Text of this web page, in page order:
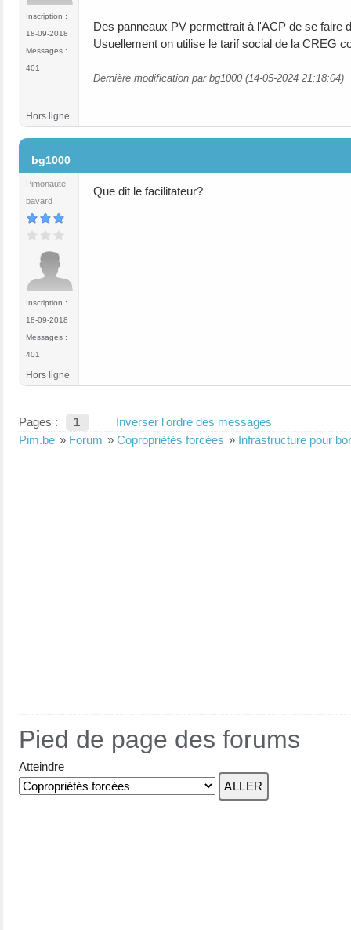
Inscription :
18-09-2018
Messages :
401
Des panneaux PV permettrait à l'ACP de se faire
Usuellement on utilise le tarif social de la CREG
Dernière modification par bg1000 (14-05-2024 21:18:04)
Hors ligne
bg1000
Pimonaute
bavard
Inscription :
18-09-2018
Messages :
401
Que dit le facilitateur?
Hors ligne
Pages : 1
Inverser l'ordre des messages
Pim.be » Forum » Copropriétés forcées » Infrastructure pour
Pied de page des forums
Atteindre